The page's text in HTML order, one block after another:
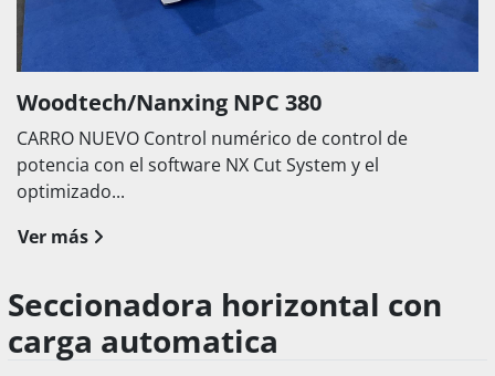
Woodtech/Nanxing NPC 380
CARRO NUEVO Control numérico de control de
potencia con el software NX Cut System y el
optimizado...
Ver más
Seccionadora horizontal con
carga automatica